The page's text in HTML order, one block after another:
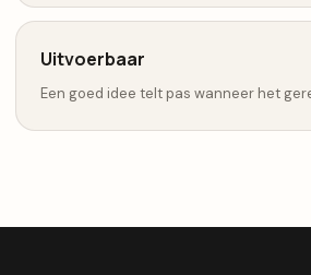
Uitvoerbaar
Een goed idee telt pas wanneer het